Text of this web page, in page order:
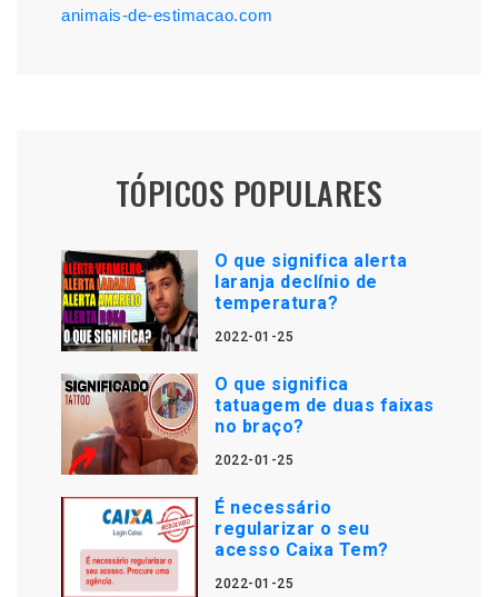
animais-de-estimacao.com
TÓPICOS POPULARES
O que significa alerta
laranja declínio de
temperatura?
2022-01-25
O que significa
tatuagem de duas faixas
no braço?
2022-01-25
É necessário
regularizar o seu
acesso Caixa Tem?
2022-01-25